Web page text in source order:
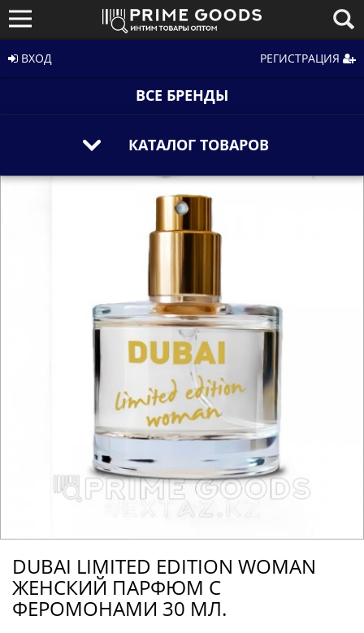
ВХОД РЕГИСТРАЦИЯ
ВСЕ БРЕНДЫ
КАТАЛОГ ТОВАРОВ
DUBAI LIMITED EDITION WOMAN
ЖЕНСКИЙ ПАРФЮМ С
ФЕРОМОНАМИ 30 МЛ.